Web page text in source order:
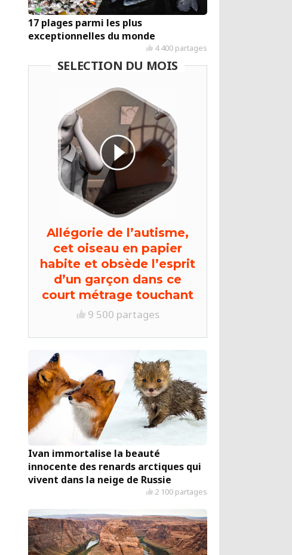
17 plages parmi les plus
exceptionnelles du monde
4 400 partages
SELECTION DU MOIS
Allégorie de l’autisme,
cet oiseau en papier
habite et obsède l’esprit
d’un garçon dans ce
court métrage touchant
9 500 partages
Ivan immortalise la beauté
innocente des renards arctiques qui
vivent dans la neige de Russie
2 100 partages